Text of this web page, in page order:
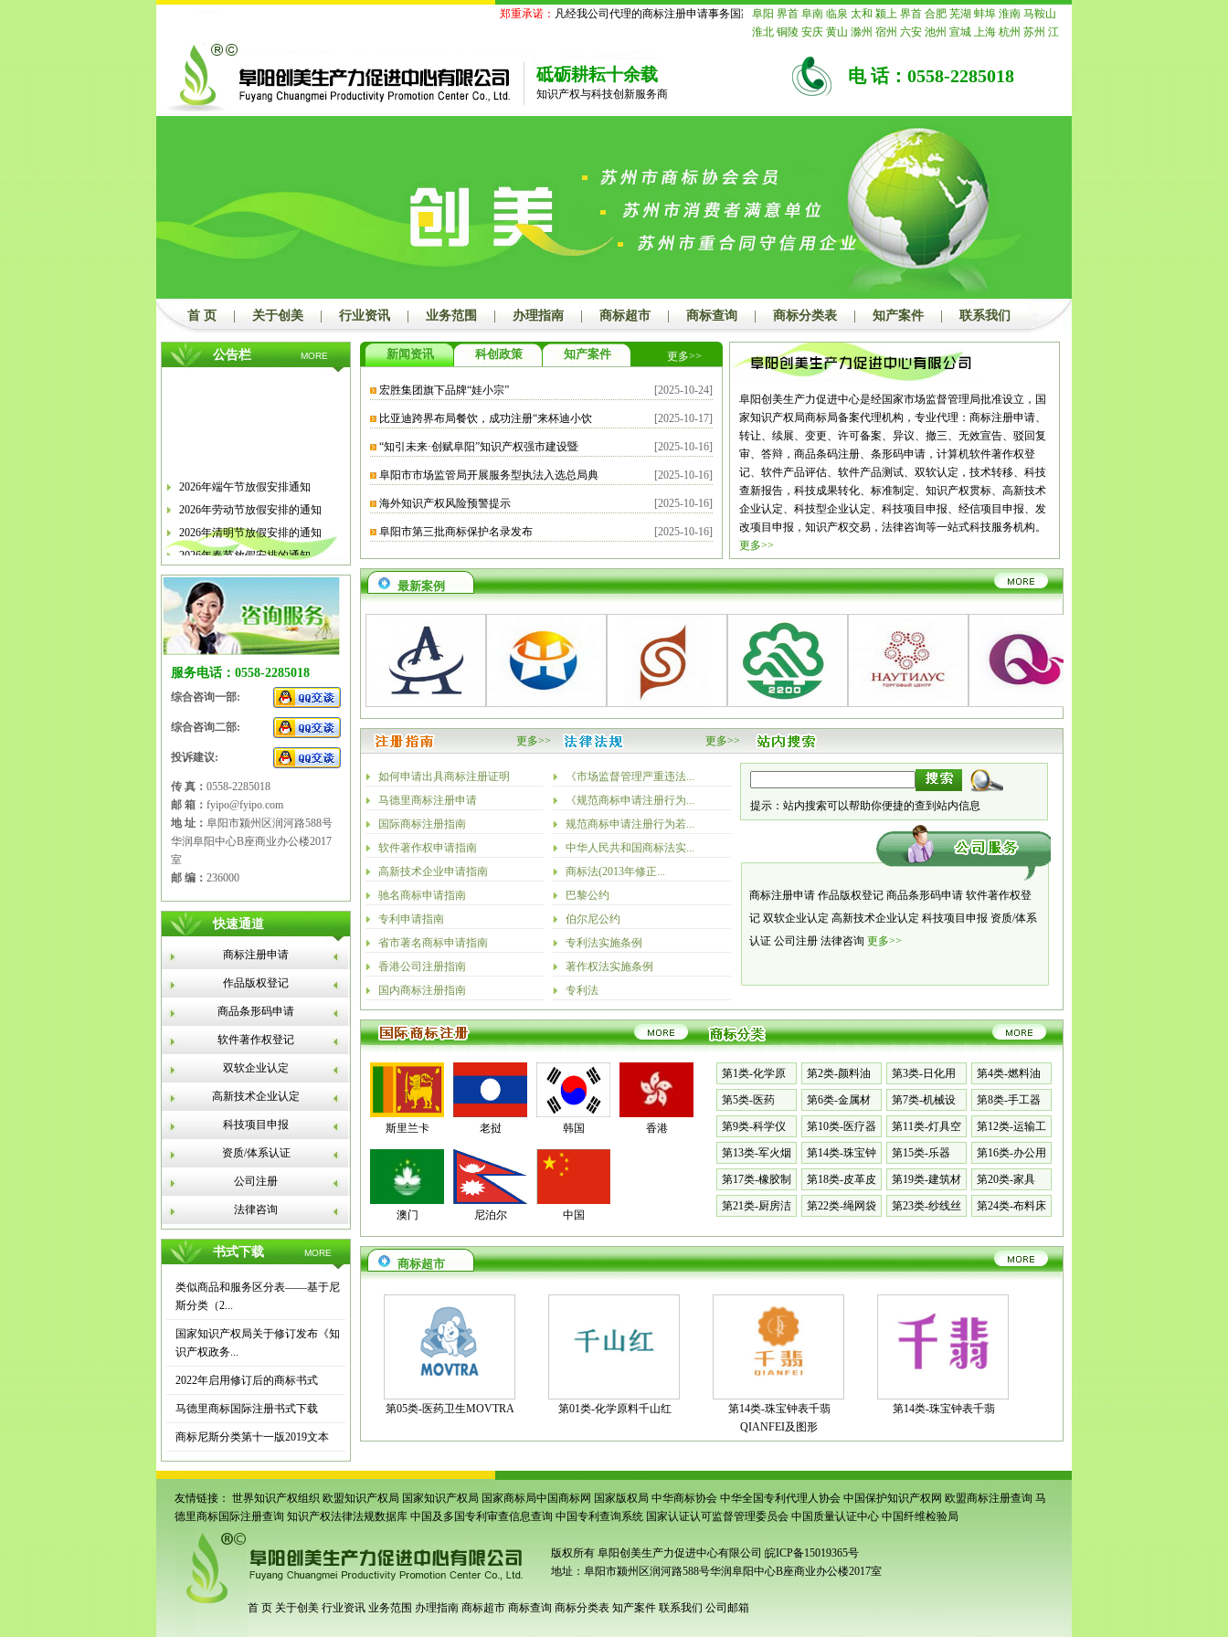
郑重承诺：凡经我公司代理的商标注册申请事务国家商标局未受理的，我公司承诺退还所有费用。
阜阳 界首 阜南 临泉 太和 颍上 界首 合肥 芜湖 蚌埠 淮南 马鞍山
淮北 铜陵 安庆 黄山 滁州 宿州 六安 池州 宣城 上海 杭州 苏州 江
天津 重庆 安徽 浙江 宁波 温州 嘉兴 湖州 绍兴 金华
台州 丽水 福建 福州 厦门
上饶 广东 广州 韶关
肇庆 惠州 梅州 汕尾 河源 阳江
潮州 揭阳 南宁 柳州 桂林 梧州 北海 防城港
来宾 海口 三亚 三沙
汉 黄石 十堰 宜昌 襄阳 鄂州 荆州 荆门 黄冈 咸宁
长沙
株洲 湘潭 衡阳 邵阳 岳阳 常德 张家界 益阳
娄底
河南 郑州 开封 洛阳 平顶山 鹤壁 新乡
商丘 信阳 周口 驻马店 内蒙 呼和浩特
呼伦贝尔 乌兰察布
秦皇岛 邯郸 邢台 张家口 承德 廊坊 衡水
大同
阳泉 长治 晋城 朔州 晋中 运城 忻州 临汾 吕梁 辽宁 沈阳 大
连 鞍山 抚顺 本溪 丹东 锦州 营口 阜新 辽阳 盘锦 铁岭 朝阳 葫芦
岛 吉林 长春 吉林 四平 辽源 通化 白山 松原 白城
齐齐哈尔 鸡西 双鸭山 大庆 伊春 佳木斯
绥化 四川 成都 自贡 攀枝花 泸州 德阳 绵阳 广元 遂宁 内江
乐山
南充 眉山 宜宾 广安 达州 雅安 巴中 资阳 西藏 拉萨 日喀则 昌都
林芝 山南 云南 昆明 曲靖 玉溪 保山 昭通 丽江 普洱 临沧 贵州
阳 六盘水 遵义 安顺 毕节 铜仁 陕西 西安 铜川 宝鸡 咸阳 渭南
安 汉中 榆林 安康 商洛 甘肃 兰州 嘉峪关 金昌 白银 天水 武威
掖 平凉 酒泉 庆阳 定西 陇南 宁夏 银川 石嘴山 吴忠 固原 中卫
海 西宁 海东 新疆 乌鲁木齐 克拉玛依 吐鲁番 哈密
砥砺耕耘十余载
知识产权与科技创新服务商
电 话：0558-2285018
首 页 关于创美 行业资讯 业务范围 办理指南 商标超市 商标查询 商标分类表 知产案件 联系我们
公告栏 MORE
2026年端午节放假安排通知
2026年劳动节放假安排的通知
2026年清明节放假安排的通知
2026年春节放假安排的通知
2026年元旦放假安排的通知
2025年国庆节、中秋节放假安排
2025年端午节放假安排的通知
2025年劳动节放假安排的通知
2025年清明节放假安排的通知
2025年春节放假安排的通知
服务电话：0558-2285018
综合咨询一部:
综合咨询二部:
投诉建议:
传 真： 0558-2285018
邮 箱： fyipo@fyipo.com
地 址： 阜阳市颍州区润河路588号
华润阜阳中心B座商业办公楼2017
室
邮 编： 236000
快速通道
商标注册申请
作品版权登记
商品条形码申请
软件著作权登记
双软企业认定
高新技术企业认定
科技项目申报
资质/体系认证
公司注册
法律咨询
书式下载 MORE
类似商品和服务区分表——基于尼
斯分类（2...
国家知识产权局关于修订发布《知
识产权政务...
2022年启用修订后的商标书式
马德里商标国际注册书式下载
商标尼斯分类第十一版2019文本
新闻资讯 科创政策 知产案件 更多>>
宏胜集团旗下品牌“娃小宗” [2025-10-24]
比亚迪跨界布局餐饮，成功注册“来杯迪小饮 [2025-10-17]
“知引未来·创赋阜阳”知识产权强市建设暨 [2025-10-16]
阜阳市市场监管局开展服务型执法入选总局典 [2025-10-16]
海外知识产权风险预警提示 [2025-10-16]
阜阳市第三批商标保护名录发布 [2025-10-16]
阜阳创美生产力促进中心是经国家市场监督管理局批准设立，国
家知识产权局商标局备案代理机构，专业代理：商标注册申请、
转让、续展、变更、许可备案、异议、撤三、无效宣告、驳回复
审、答辩，商品条码注册、条形码申请，计算机软件著作权登
记、软件产品评估、软件产品测试、双软认定，技术转移、科技
查新报告，科技成果转化、标准制定、知识产权贯标、高新技术
企业认定、科技型企业认定、科技项目申报、经信项目申报、发
改项目申报，知识产权交易，法律咨询等一站式科技服务机构。
更多>>
最新案例
更多>> 更多>>
如何申请出具商标注册证明
马德里商标注册申请
国际商标注册指南
软件著作权申请指南
高新技术企业申请指南
驰名商标申请指南
专利申请指南
省市著名商标申请指南
香港公司注册指南
国内商标注册指南
《市场监督管理严重违法...
《规范商标申请注册行为...
规范商标申请注册行为若...
中华人民共和国商标法实...
商标法(2013年修正...
巴黎公约
伯尔尼公约
专利法实施条例
著作权法实施条例
专利法
提示：站内搜索可以帮助你便捷的查到站内信息
商标注册申请 作品版权登记 商品条形码申请 软件著作权登
记 双软企业认定 高新技术企业认定 科技项目申报 资质/体系
认证 公司注册 法律咨询 更多>>
斯里兰卡 老挝 韩国 香港
澳门 尼泊尔 中国
第1类-化学原
料
第2类-颜料油
漆
第3类-日化用
品
第4类-燃料油
脂
第5类-医药
第6类-金属材
料
第7类-机械设
备
第8类-手工器
械
第9类-科学仪
器
第10类-医疗器
械
第11类-灯具空
调
第12类-运输工
具
第13类-军火烟
火
第14类-珠宝钟
表
第15类-乐器
第16类-办公用
品
第17类-橡胶制
品
第18类-皮革皮
具
第19类-建筑材
料
第20类-家具
第21类-厨房洁
第22类-绳网袋
第23类-纱线丝
第24类-布料床
商标超市
第05类-医药卫生MOVTRA 第01类-化学原料千山红
第14类-珠宝钟表千翡
QIANFEI及图形
第14类-珠宝钟表千翡
友情链接： 世界知识产权组织 欧盟知识产权局 国家知识产权局 国家商标局中国商标网 国家版权局 中华商标协会 中华全国专利代理人协会 中国保护知识产权网 欧盟商标注册查询 马
德里商标国际注册查询 知识产权法律法规数据库 中国及多国专利审查信息查询 中国专利查询系统 国家认证认可监督管理委员会 中国质量认证中心 中国纤维检验局
版权所有 阜阳创美生产力促进中心有限公司 皖ICP备15019365号
地址：阜阳市颍州区润河路588号华润阜阳中心B座商业办公楼2017室
首 页 关于创美 行业资讯 业务范围 办理指南 商标超市 商标查询 商标分类表 知产案件 联系我们 公司邮箱